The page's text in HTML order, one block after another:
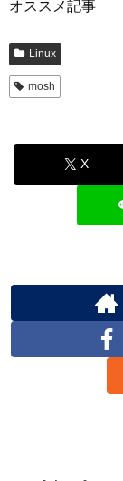
オススメ記事
Linux
mosh
X